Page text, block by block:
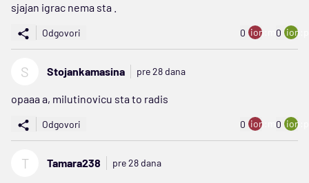
sjajan igrac nema sta .
Odgovori 0 ion:minus
0
S Stojankamasina pre 28 dana
opaaa a, milutinovicu sta to radis
Odgovori 0 ion:minus
0
T Tamara238 pre 28 dana